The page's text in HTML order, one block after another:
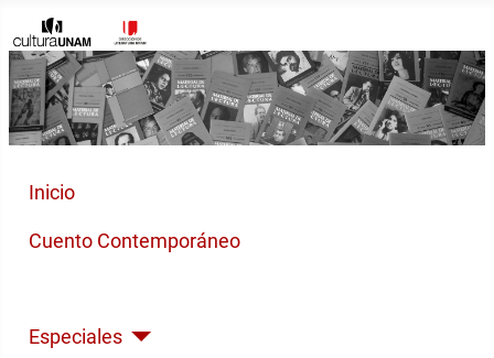
Inicio
Cuento Contemporáneo
Especiales